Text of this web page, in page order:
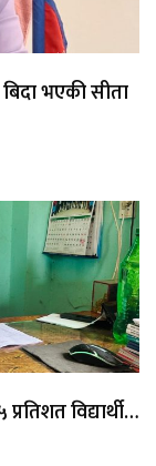
भएकी सीता
विद्यार्थी…